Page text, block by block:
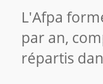
L'Afpa
par an,
répartis